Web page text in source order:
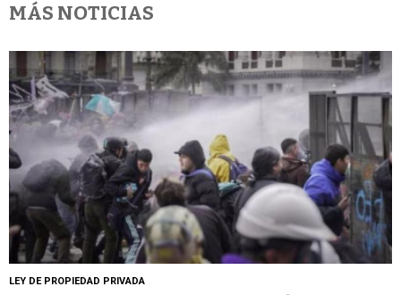
MÁS NOTICIAS
LEY DE PROPIEDAD PRIVADA